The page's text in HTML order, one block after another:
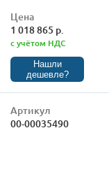
Цена
1 018 865 р.
с учётом НДС
Нашли
дешевле?
Артикул
00-00035490